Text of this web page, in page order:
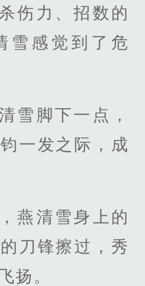
伤力、招数的
雪感觉到了危
雪脚下一点，
一发之际，成
燕清雪身上的
刀锋擦过，秀
扬。